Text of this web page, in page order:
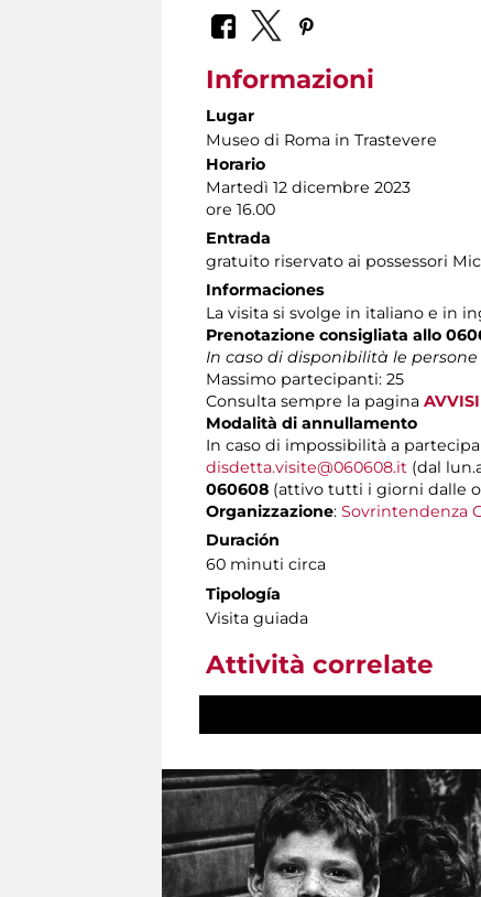
Informazioni
Lugar
Museo di Roma in Trastevere
Horario
Martedì 12 dicembre 2023
ore 16.00
Entrada
gratuito riservato ai possessori
Informaciones
La visita si svolge in italiano e in
Prenotazione consigliata allo
In caso di disponibilità le
Massimo partecipanti: 25
Consulta sempre la pagina AVVISI
Modalità di annullamento
In caso di impossibilità a
disdetta.visite@060608.it (dal
060608 (attivo tutti i giorni dalle
Organizzazione: Sovrintendenza
Duración
60 minuti circa
Tipología
Visita guiada
Attività correlate